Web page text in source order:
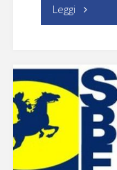
Leggi "Tutti
espositori"